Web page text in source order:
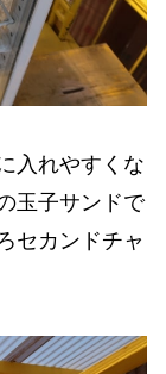
入れやすくな
玉子サンドで
セカンドチャ